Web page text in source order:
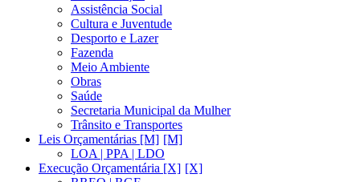
Assistência Social
Cultura e Juventude
Desporto e Lazer
Fazenda
Meio Ambiente
Obras
Saúde
Secretaria Municipal da Mulher
Trânsito e Transportes
Leis Orçamentárias [M]
LOA | PPA | LDO
Execução Orçamentária [X]